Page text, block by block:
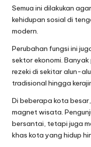
Semua ini dilakukan
kehidupan sosial di
modern.
Perubahan fungsi ini
sektor ekonomi.
rezeki di sekitar alun-
tradisional hingga
Di beberapa kota
magnet wisata.
bersantai, tetapi juga
khas kota yang hidup